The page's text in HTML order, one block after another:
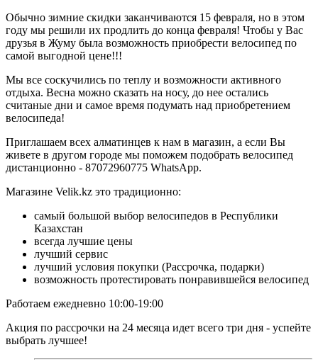
Обычно зимние скидки заканчиваются 15 февраля, но в этом
году мы решили их продлить до конца февраля! Чтобы у Вас
друзья в Жуму была возможность приобрести велосипед по
самой выгодной цене!!!
Мы все соскучились по теплу и возможности активного
отдыха. Весна можно сказать на носу, до нее остались
считаные дни и самое время подумать над приобретением
велосипеда!
Приглашаем всех алматинцев к нам в магазин, а если Вы
живете в другом городе мы поможем подобрать велосипед
дистанционно - 87072960775 WhatsApp.
Магазине Velik.kz это традиционно:
самый большой выбор велосипедов в Республики
Казахстан
всегда лучшие цены
лучший сервис
лучший условия покупки (Рассрочка, подарки)
возможность протестировать понравившейся велосипед
Работаем ежедневно 10:00-19:00
Акция по рассрочки на 24 месяца идет всего три дня - успейте
выбрать лучшее!